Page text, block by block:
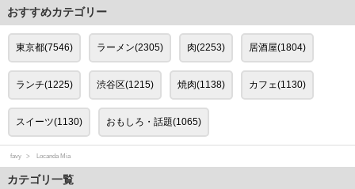
おすすめカテゴリー
東京都(7546) ラーメン(2305) 肉(2253) 居酒屋(1804)
ランチ(1225) 渋谷区(1215) 焼肉(1138) カフェ(1130)
スイーツ(1130) おもしろ・話題(1065)
favy Locanda Mia
カテゴリ一覧